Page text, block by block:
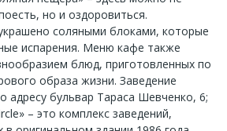
но и оздоровиться.
соляными блоками, которые
испарения. Меню кафе также
блюд, приготовленных по
образа жизни. Заведение
адресу бульвар Тараса Шевченко, 6;
– это комплекс заведений,